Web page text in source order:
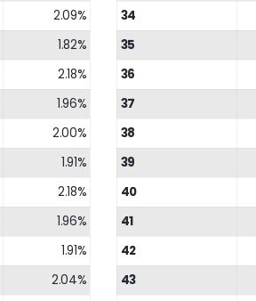
2.09%
1.82%
2.18%
1.96%
2.00%
1.91%
2.18%
1.96%
1.91%
2.04%
34
35
36
37
38
39
40
41
42
43